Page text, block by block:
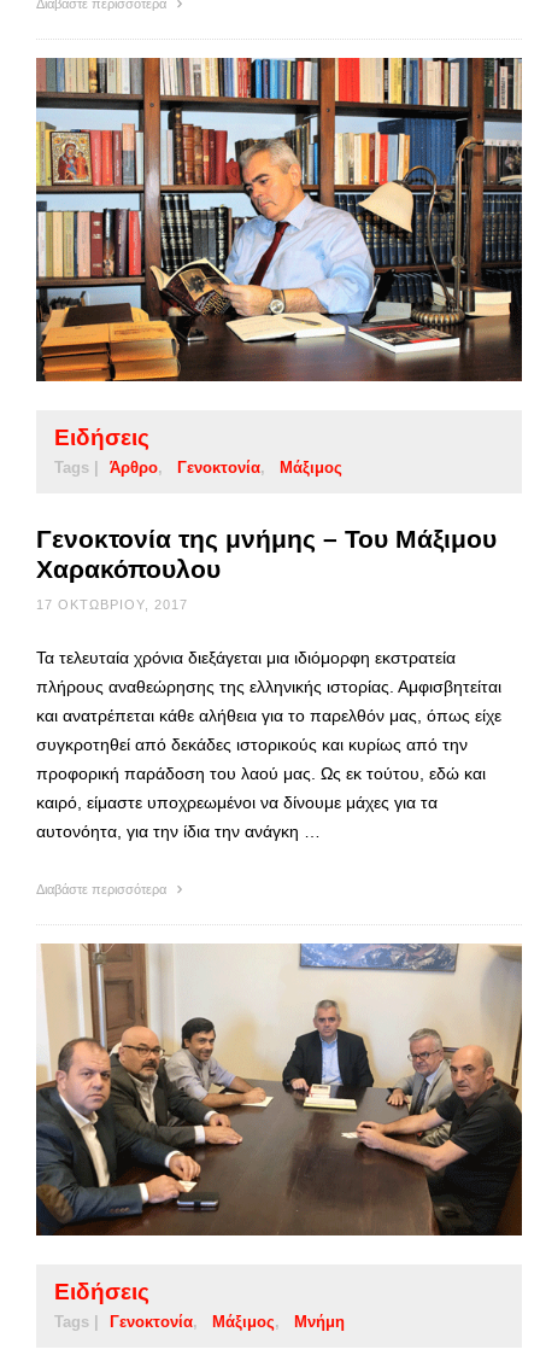
Διαβάστε περισσότερα
Ειδήσεις
Tags | Άρθρο Γενοκτονία Μάξιμος
Γενοκτονία της μνήμης – Του Μάξιμου
Χαρακόπουλου
17 ΟΚΤΩΒΡΊΟΥ, 2017
Τα τελευταία χρόνια διεξάγεται μια ιδιόμορφη εκστρατεία
πλήρους αναθεώρησης της ελληνικής ιστορίας. Αμφισβητείται
και ανατρέπεται κάθε αλήθεια για το παρελθόν μας, όπως είχε
συγκροτηθεί από δεκάδες ιστορικούς και κυρίως από την
προφορική παράδοση του λαού μας. Ως εκ τούτου, εδώ και
καιρό, είμαστε υποχρεωμένοι να δίνουμε μάχες για τα
αυτονόητα, για την ίδια την ανάγκη …
Διαβάστε περισσότερα
Ειδήσεις
Tags | Γενοκτονία Μάξιμος Μνήμη